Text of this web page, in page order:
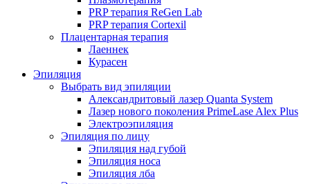
PRP терапия ReGen Lab
PRP терапия Cortexil
Плацентарная терапия
Лаеннек
Курасен
Эпиляция
Выбрать вид эпиляции
Александритовый лазер Quanta System
Лазер нового поколения PrimeLase Alex Plus
Электроэпиляция
Эпиляция по лицу
Эпиляция над губой
Эпиляция носа
Эпиляция лба